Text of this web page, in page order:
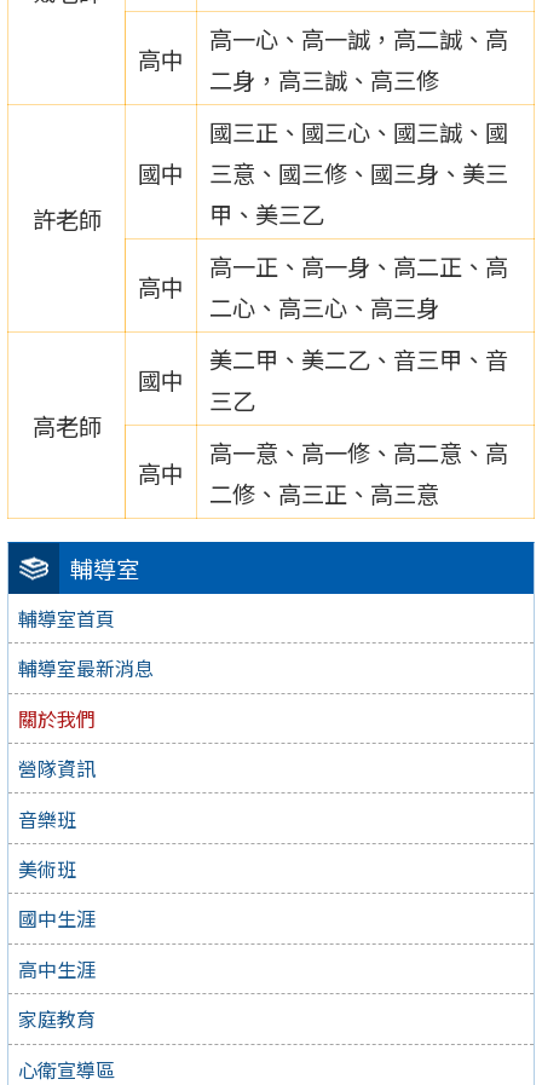
輔導室
輔導室首頁
輔導室最新消息
關於我們
營隊資訊
音樂班
美術班
國中生涯
高中生涯
家庭教育
心衛宣導區
高中
高一心、高一誠，高二誠、高
二身，高三誠、高三修
許老師
國中
國三正、國三心、國三誠、國
三意、國三修、國三身、美三
甲、美三乙
高中
高一正、高一身、高二正、高
二心、高三心、高三身
高老師
國中
美二甲、美二乙、音三甲、音
三乙
高中
高一意、高一修、高二意、高
二修、高三正、高三意